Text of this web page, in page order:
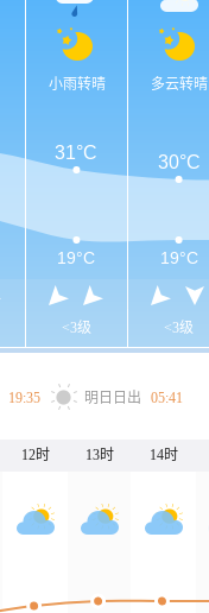
小雨转晴
<3级
多云转晴
<3级
31°C
30°C
19°C
19°C
19:35 明日日出 05:41
12时 13时 14时